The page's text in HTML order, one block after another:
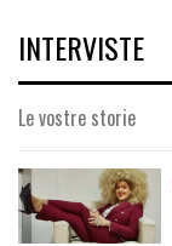
INTERVISTE
Le vostre storie